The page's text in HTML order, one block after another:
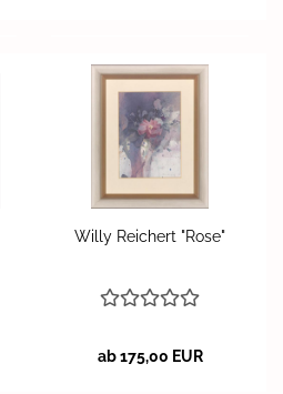
Willy Rei­chert "Rose"
ab 175,00 EUR